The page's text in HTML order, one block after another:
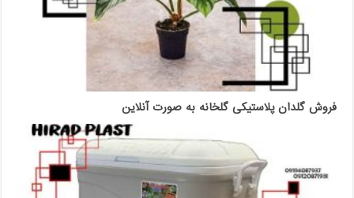
فروش گلدان پلاستیکی گلخانه به صورت آنلاین